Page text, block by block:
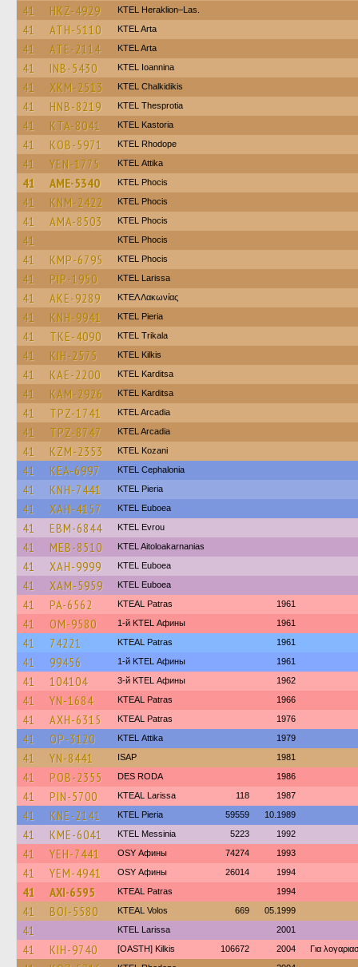
41 HKZ-4929 KTEL Heraklion–Las.
41 ATH-5110 KTEL Arta
41 ATE-2114 KTEL Arta
41 INB-5430 KTEL Ioannina
41 XKM-2513 ΚΤΕL Chalkidikis
41 HNB-8219 KTEL Thesprotia
41 KTA-8041 KTEL Kastoria
41 KOB-5971 KTEL Rhodope
41 YEN-1775 KΤΕL Αttika
41 AME-5340 ΚΤΕL Phocis
41 KNM-2422 ΚΤΕL Phocis
41 AMA-8503 ΚΤΕL Phocis
41 ΚΤΕL Phocis
41 KMP-6795 ΚΤΕL Phocis
41 PIP-1950 KTEL Larissa
41 AKE-9289 ΚΤΕΛ Λακωνίας
41 KNH-9941 KTEL Pieria
41 TKE-4090 ΚΤΕL Τrikala
41 KIH-2575 KTEL Kilkis
41 KAE-2200 ΚΤΕL Karditsa
41 KAM-2926 ΚΤΕL Karditsa
41 TPZ-1741 KTEL Arcadia
41 TPZ-8747 KTEL Arcadia
41 KZM-2353 ΚΤΕL Kozani
41 KEA-6997 KTEL Cephalonia
41 KNH-7441 KTEL Pieria
41 XAH-4157 ΚΤΕL Euboea
41 EBM-6844 KTEL Evrou
41 MEB-8510 KTEL Aitoloakarnanias
41 XAH-9999 ΚΤΕL Euboea
41 XAM-5959 ΚΤΕL Euboea
41 PA-6562 KTEAL Patras 1961
41 OM-9580 1-й KTEL Афины 1961
41 74221 KTEAL Patras 1961
41 99456 1-й KTEL Афины 1961
41 104104 3-й KTEL Афины 1962
41 YN-1684 KTEAL Patras 1966
41 AXH-6315 KTEAL Patras 1976
41 OP-3120 KΤΕL Αttika 1979
41 YN-8441 ISAP 1981
41 POB-2355 DES RODA 1986
41 PIN-5700 KTEAL Larissa 118 1987
41 KNE-2141 KTEL Pieria 59559 10.1989
41 KME-6041 KTEL Messinia 5223 1992
41 YEH-7441 OSY Афины 74274 1993
41 YEM-4941 OSY Афины 26014 1994
41 AXI-6595 KTEAL Patras 1994
41 BOI-5580 KTEAL Volos 669 05.1999
41 KTEL Larissa 2001
41 KIH-9740 [OASTH] Kilkis 106672 2004 Για